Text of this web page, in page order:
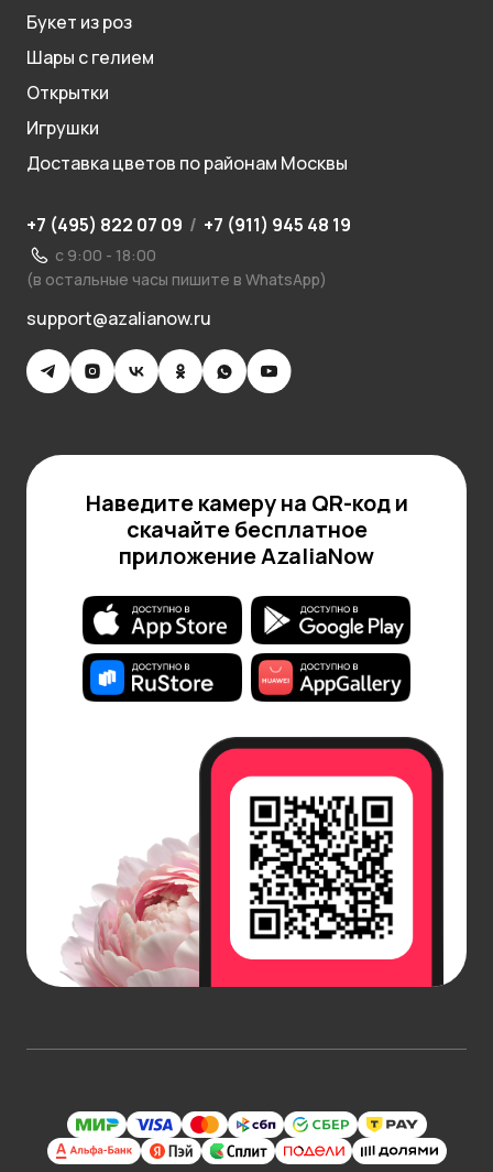
Букет из роз
Шары с гелием
Открытки
Игрушки
Доставка цветов по районам Москвы
+7 (495) 822 07 09 / +7 (911) 945 48 19
с 9:00 - 18:00
(в остальные часы пишите в WhatsApp)
support@azalianow.ru
Наведите камеру на QR-код и
скачайте бесплатное
приложение AzaliaNow